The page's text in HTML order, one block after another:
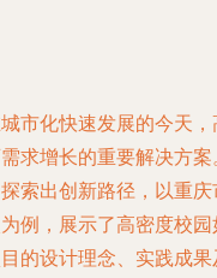
市化快速发展的今天
求增长的重要解决方
索出创新路径，以重
例，展示了高密度校
的设计理念、实践成果